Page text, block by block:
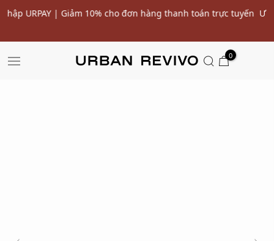
Ưu đãi 10% cho đơn hàng đầu tiên* | Nhập mã:
0
SALE